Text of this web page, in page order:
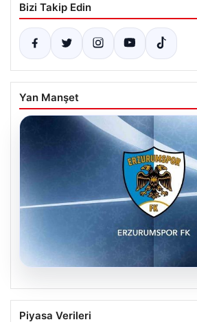
Bizi Takip Edin
Yan Manşet
Erzurumspor FK, Yetenekli
Piyasa Verileri